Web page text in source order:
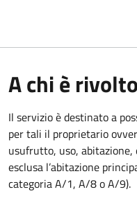
A chi è rivolto
Il servizio è destinato a
per tali il proprietario
usufrutto, uso,
esclusa l’abitazione
categoria A/1, A/8 o A/9).